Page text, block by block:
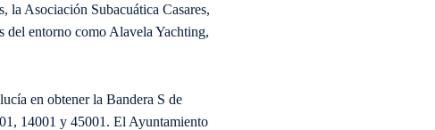
la Asociación Subacuática Casares,
del entorno como Alavela Yachting,
en obtener la Bandera S de
14001 y 45001. El Ayuntamiento